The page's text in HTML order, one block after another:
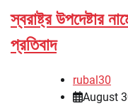
স্বরাষ্ট্র উপদেষ্টার
প্রতিবাদ
rubal30
August